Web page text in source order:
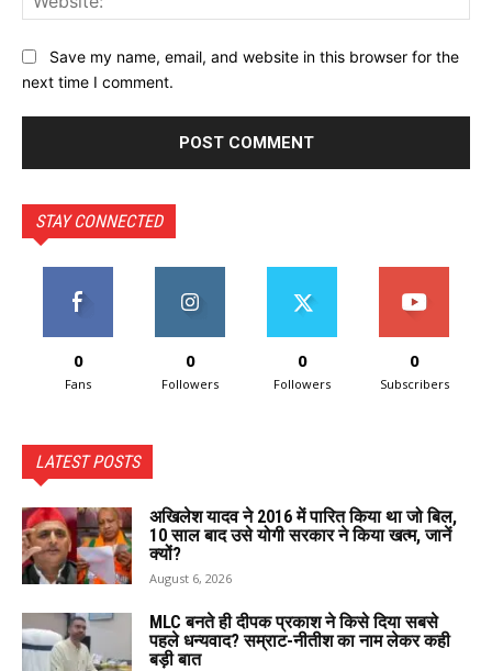
Save my name, email, and website in this browser for the
next time I comment.
STAY CONNECTED
0
Fans
0
Followers
0
Followers
0
Subscribers
LATEST POSTS
अखिलेश यादव ने 2016 में पारित किया था जो बिल,
10 साल बाद उसे योगी सरकार ने किया खत्म, जानें
क्यों?
August 6, 2026
MLC बनते ही दीपक प्रकाश ने किसे दिया सबसे
पहले धन्यवाद? सम्राट-नीतीश का नाम लेकर कही
बड़ी बात